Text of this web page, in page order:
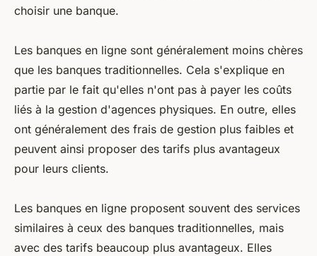
choisir une banque.
Les banques en ligne sont généralement moins chères
que les banques traditionnelles. Cela s'explique en
partie par le fait qu'elles n'ont pas à payer les coûts
liés à la gestion d'agences physiques. En outre, elles
ont généralement des frais de gestion plus faibles et
peuvent ainsi proposer des tarifs plus avantageux
pour leurs clients.
Les banques en ligne proposent souvent des services
similaires à ceux des banques traditionnelles, mais
avec des tarifs beaucoup plus avantageux. Elles